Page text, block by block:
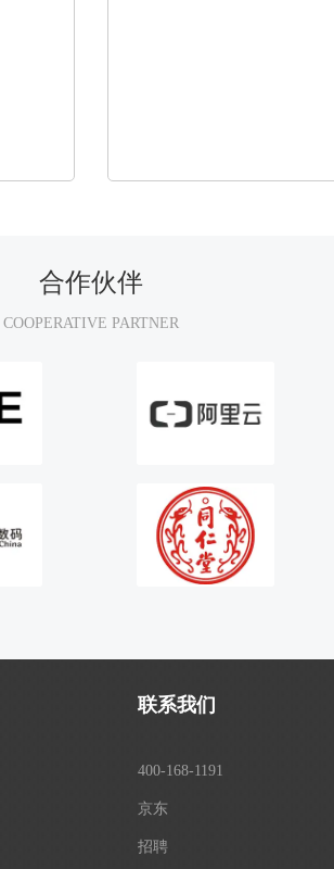
合作伙伴
COOPERATIVE PARTNER
联系我们
400-168-1191
京东
招聘